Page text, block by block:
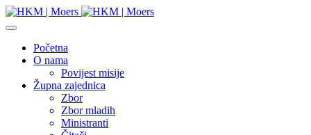
Početna
O nama
Povijest misije
Župna zajednica
Zbor
Zbor mladih
Ministranti